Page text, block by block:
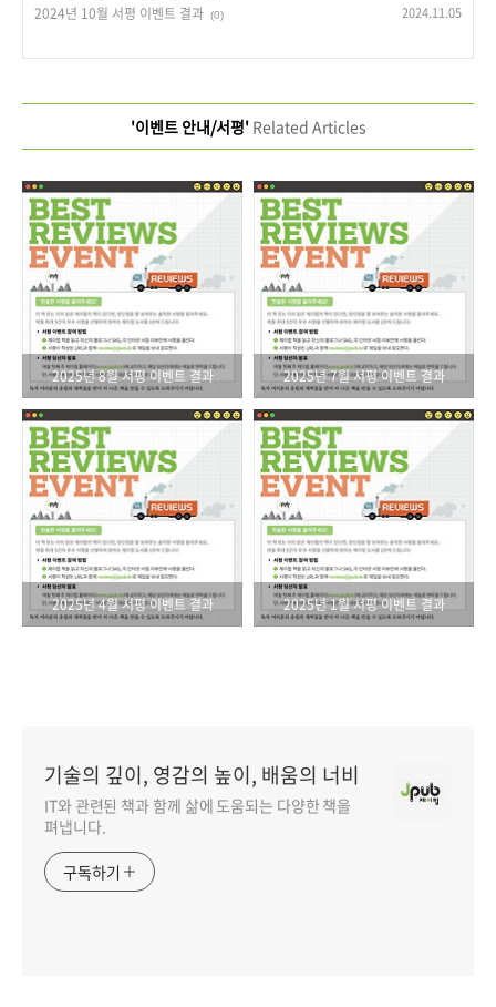
2024년 10월 서평 이벤트 결과 (0) 2024.11.05
'이벤트 안내/서평'Related Articles
2025년 8월 서평 이벤트 결과 2025년 7월 서평 이벤트 결과
2025년 4월 서평 이벤트 결과 2025년 1월 서평 이벤트 결과
기술의 깊이, 영감의 높이, 배움의 너비
IT와 관련된 책과 함께 삶에 도움되는 다양한 책을
펴냅니다.
구독하기